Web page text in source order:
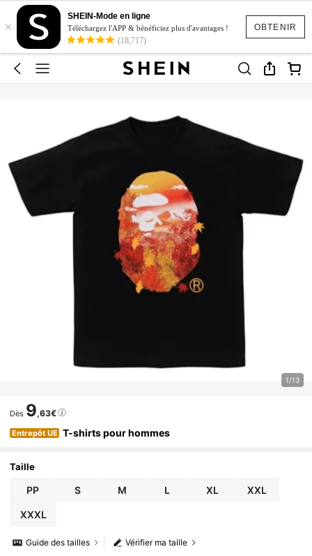
OBTENIR
×
SHEIN-Mode en ligne
Téléchargez l'APP & bénéficiez plus d'avantages !
(18,717)
1/13
Dès 9,63€
Entrepôt UE T-shirts pour hommes
Taille
PP S M L XL XXL
XXXL
Vérifier ma taille
Guide des tailles